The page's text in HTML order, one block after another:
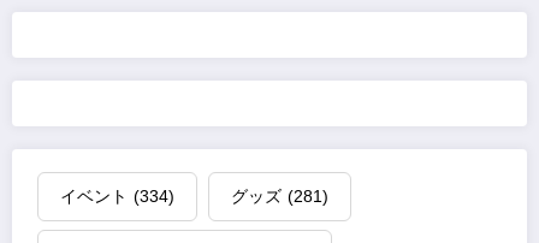
イベント (334) グッズ (281)